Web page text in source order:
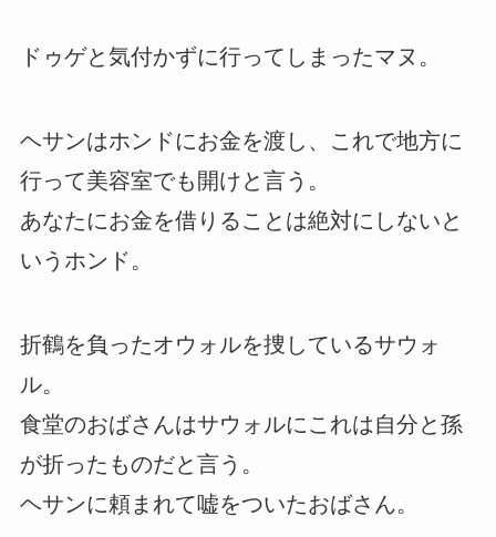
ドゥゲと気付かずに行ってしまったマヌ。
ヘサンはホンドにお金を渡し、これで地方に
行って美容室でも開けと言う。
あなたにお金を借りることは絶対にしないと
いうホンド。
折鶴を負ったオウォルを捜しているサウォ
ル。
食堂のおばさんはサウォルにこれは自分と孫
が折ったものだと言う。
ヘサンに頼まれて嘘をついたおばさん。